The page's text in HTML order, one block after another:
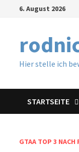
6. August 2026
Hier stelle ich
STARTSEITE
GTAA TOP 3 NACH